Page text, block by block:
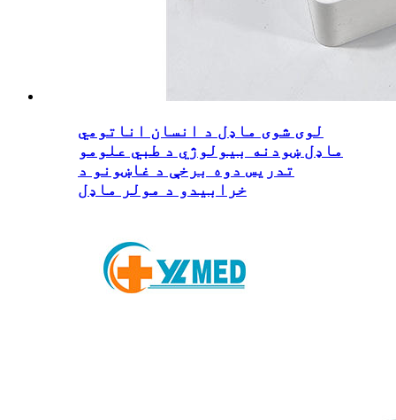
لوی شوی ماډل د انسان اناتومي
ماډل ښودنه بیولوژي د طبي علومو
تدریس دوه برخې د غاښونو د
خرابیدو د مولر ماډل